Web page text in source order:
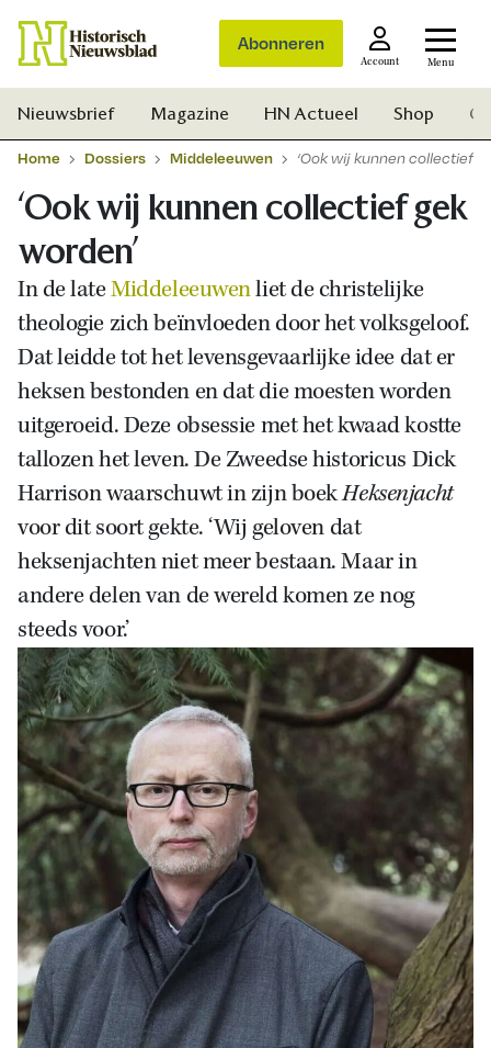
Abonneren
Account Menu
Zoek
Nieuwsbrief Magazine HN Actueel Shop
Home Dossiers Middeleeuwen ‘Ook wij kunnen collectief
‘Ook wij kunnen collectief gek
worden’
In de lateMiddeleeuwenliet de christelijke
theologie zich beïnvloeden door het volksgeloof.
Dat leidde tot het levensgevaarlijke idee dat er
heksen bestonden en dat die moesten worden
uitgeroeid. Deze obsessie met het kwaad kostte
tallozen het leven. De Zweedse historicus Dick
Harrison waarschuwt in zijn boekHeksenjacht
voor dit soort gekte. ‘Wij geloven dat
heksenjachten niet meer bestaan. Maar in
andere delen van de wereld komen ze nog
steeds voor.’